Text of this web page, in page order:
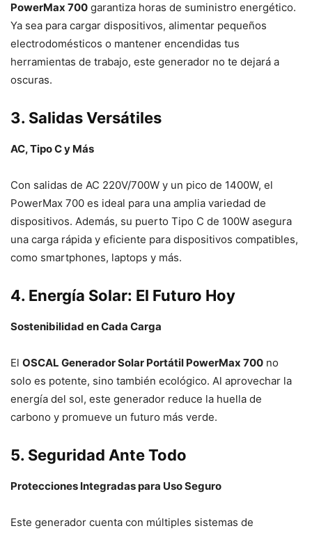
PowerMax 700 garantiza horas de suministro energético.
Ya sea para cargar dispositivos, alimentar pequeños
electrodomésticos o mantener encendidas tus
herramientas de trabajo, este generador no te dejará a
oscuras.
3. Salidas Versátiles
AC, Tipo C y Más
Con salidas de AC 220V/700W y un pico de 1400W, el
PowerMax 700 es ideal para una amplia variedad de
dispositivos. Además, su puerto Tipo C de 100W asegura
una carga rápida y eficiente para dispositivos compatibles,
como smartphones, laptops y más.
4. Energía Solar: El Futuro Hoy
Sostenibilidad en Cada Carga
El OSCAL Generador Solar Portátil PowerMax 700 no
solo es potente, sino también ecológico. Al aprovechar la
energía del sol, este generador reduce la huella de
carbono y promueve un futuro más verde.
5. Seguridad Ante Todo
Protecciones Integradas para Uso Seguro
Este generador cuenta con múltiples sistemas de